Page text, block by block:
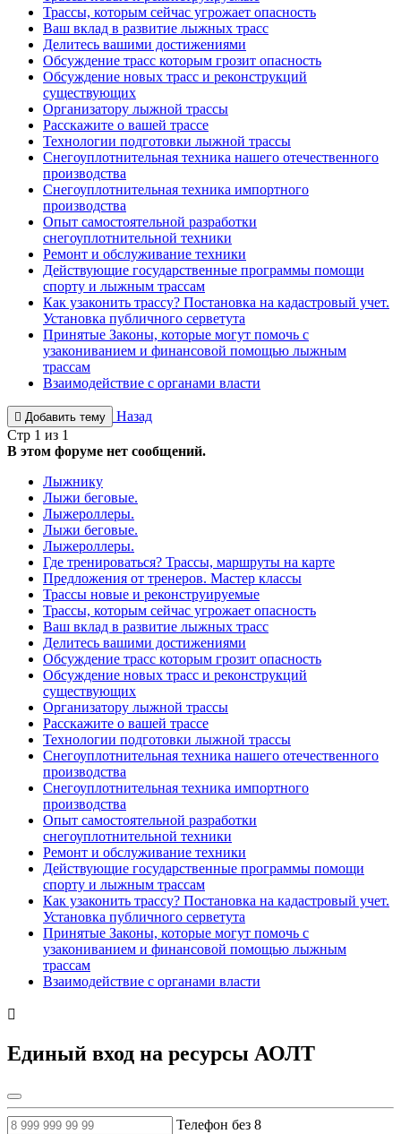
Трассы, которым сейчас угрожает опасность
Ваш вклад в развитие лыжных трасс
Делитесь вашими достижениями
Обсуждение трасс которым грозит опасность
Обсуждение новых трасс и реконструкций
существующих
Организатору лыжной трассы
Расскажите о вашей трассе
Технологии подготовки лыжной трассы
Снегоуплотнительная техника нашего отечественного
производства
Снегоуплотнительная техника импортного
производства
Опыт самостоятельной разработки
снегоуплотнительной техники
Ремонт и обслуживание техники
Действующие государственные программы помощи
спорту и лыжным трассам
Как узаконить трассу? Постановка на кадастровый учет.
Установка публичного серветута
Принятые Законы, которые могут помочь с
узакониванием и финансовой помощью лыжным
трассам
Взаимодействие с органами власти
Добавить тему
Назад
Стр 1 из 1
В этом форуме нет сообщений.
Лыжнику
Лыжи беговые.
Лыжероллеры.
Лыжи беговые.
Лыжероллеры.
Где тренироваться? Трассы, маршруты на карте
Предложения от тренеров. Мастер классы
Трассы новые и реконструируемые
Трассы, которым сейчас угрожает опасность
Ваш вклад в развитие лыжных трасс
Делитесь вашими достижениями
Обсуждение трасс которым грозит опасность
Обсуждение новых трасс и реконструкций
существующих
Организатору лыжной трассы
Расскажите о вашей трассе
Технологии подготовки лыжной трассы
Снегоуплотнительная техника нашего отечественного
производства
Снегоуплотнительная техника импортного
производства
Опыт самостоятельной разработки
снегоуплотнительной техники
Ремонт и обслуживание техники
Действующие государственные программы помощи
спорту и лыжным трассам
Как узаконить трассу? Постановка на кадастровый учет.
Установка публичного серветута
Принятые Законы, которые могут помочь с
узакониванием и финансовой помощью лыжным
трассам
Взаимодействие с органами власти
Единый вход на ресурсы АОЛТ
Телефон без 8